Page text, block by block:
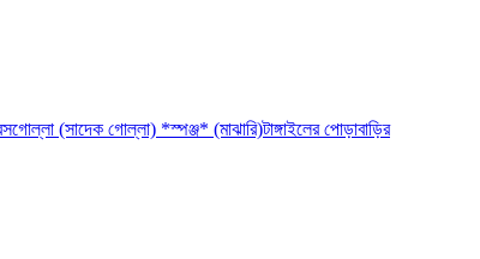
(সাদেক গোল্লা) *স্পঞ্জ* (মাঝারি)টাঙ্গাইলের পোড়াবাড়ির